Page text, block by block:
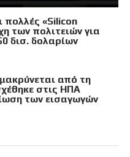
πολλές «Silicon
των πολιτειών για
δισ. δολαρίων
από τη
στις ΗΠΑ
των εισαγωγών